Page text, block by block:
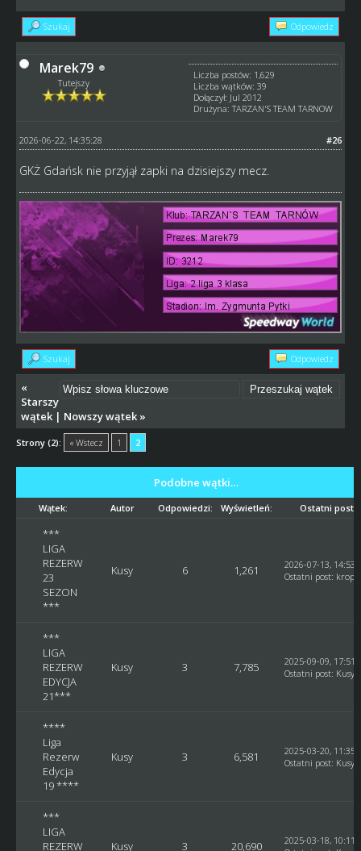
Szukaj Odpowiedz
Marek79
Tutejszy
Liczba postów: 1,629
Liczba wątków: 39
Dołączył: Jul 2012
Drużyna: TARZAN'S TEAM TARNOW
#26
2026-06-22, 14:35:28
GKŻ Gdańsk nie przyjął zapki na dzisiejszy mecz.
Szukaj Odpowiedz
«
Starszy
wątek| Nowszy wątek»
Strony (2): « Wstecz 1 2
Podobne wątki…
Wątek: Autor Odpowiedzi: Wyświetleń: Ostatni post
***
LIGA
REZERW
23
SEZON
***
Kusy 6 1,261
2026-07-13,
Ostatni post:
***
LIGA
REZERW
EDYCJA
21***
Kusy 3 7,785
2025-09-09,
Ostatni post: Kusy
****
Liga
Rezerw
Edycja
19 ****
Kusy 3 6,581
2025-03-20,
Ostatni post: Kusy
***
LIGA
REZERW
Kusy 3 20,690
2025-03-18,